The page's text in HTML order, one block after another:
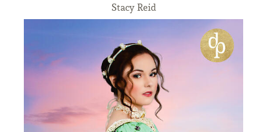
Stacy Reid